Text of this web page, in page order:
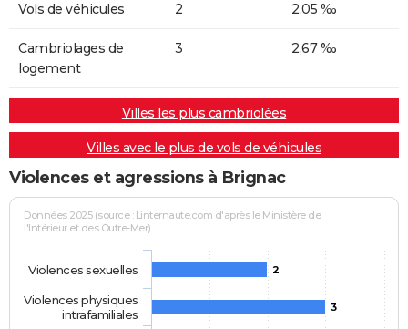
Vols de véhicules 2 2,05 ‰
Cambriolages de
logement
3 2,67 ‰
Villes les plus cambriolées
Villes avec le plus de vols de véhicules
Violences et agressions à Brignac
Données 2025 (source : Linternaute.com d'après le Ministère de
l'Intérieur et des Outre-Mer)
2
3
Violences sexuelles
Violences physiques
intrafamiliales